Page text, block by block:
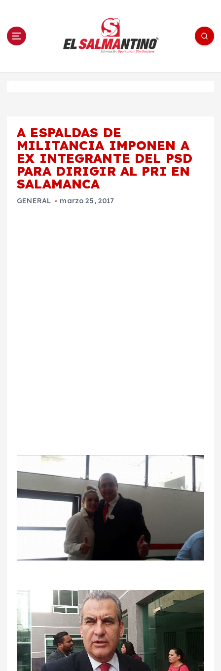
n El Salmantino - medios/noticias/editorial
A ESPALDAS DE
MILITANCIA IMPONEN A
EX INTEGRANTE DEL PSD
PARA DIRIGIR AL PRI EN
SALAMANCA
GENERAL marzo 25, 2017